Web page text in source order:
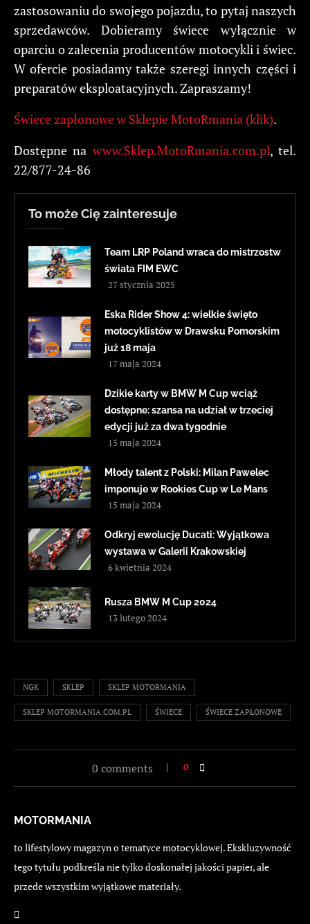
zastosowaniu do swojego pojazdu, to pytaj naszych
sprzedawców. Dobieramy świece wyłącznie w
oparciu o zalecenia producentów motocykli i świec.
W ofercie posiadamy także szeregi innych części i
preparatów eksploatacyjnych. Zapraszamy!
Świece zapłonowe w Sklepie MotoRmania (klik).
Dostępne na www.Sklep.MotoRmania.com.pl, tel.
22/877-24-86
To może Cię zainteresuje
Team LRP Poland wraca do mistrzostw
świata FIM EWC
27 stycznia 2025
Eska Rider Show 4: wielkie święto
motocyklistów w Drawsku Pomorskim
już 18 maja
17 maja 2024
Dzikie karty w BMW M Cup wciąż
dostępne: szansa na udział w trzeciej
edycji już za dwa tygodnie
15 maja 2024
Młody talent z Polski: Milan Pawelec
imponuje w Rookies Cup w Le Mans
15 maja 2024
Odkryj ewolucję Ducati: Wyjątkowa
wystawa w Galerii Krakowskiej
6 kwietnia 2024
Rusza BMW M Cup 2024
13 lutego 2024
NGK SKLEP SKLEP MOTORMANIA
SKLEP MOTORMANIA.COM.PL ŚWIECE ŚWIECE ZAPŁONOWE
0 comments 0
MOTORMANIA
to lifestylowy magazyn o tematyce motocyklowej. Ekskluzywność
tego tytułu podkreśla nie tylko doskonałej jakości papier, ale
przede wszystkim wyjątkowe materiały.